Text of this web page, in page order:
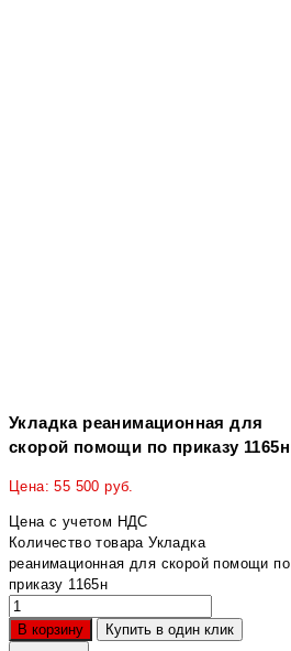
Укладка реанимационная для
скорой помощи по приказу 1165н
Цена:55 500 руб.
Цена с учетом НДС
Количество товара Укладка
реанимационная для скорой помощи по
приказу 1165н
В корзину Купить в один клик